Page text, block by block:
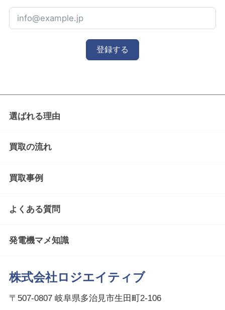
登録する
株式会社ロジエイティブ
〒507-0807 岐阜県多治見市生田町2-106
選ばれる理由
買取の流れ
買取事例
よくある質問
発電機マメ知識